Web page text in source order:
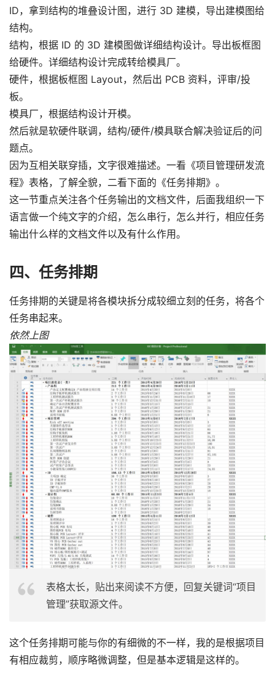
ID，拿到结构的堆叠设计图，进行 3D 建模，导出建模图给
结构。
结构，根据 ID 的 3D 建模图做详细结构设计。导出板框图
给硬件。详细结构设计完成转给模具厂。
硬件，根据板框图 Layout，然后出 PCB 资料，评审/投
板。
模具厂，根据结构设计开模。
然后就是软硬件联调，结构/硬件/模具联合解决验证后的问
题点。
因为互相关联穿插，文字很难描述。一看《项目管理研发流
程》表格，了解全貌，二看下面的《任务排期》。
这一节重点关注各个任务输出的文档文件，后面我组织一下
语言做一个纯文字的介绍，怎么串行，怎么并行，相应任务
输出什么样的文档文件以及有什么作用。
四、任务排期
任务排期的关键是将各模块拆分成较细立刻的任务，将各个
任务串起来。
依然上图
表格太长，贴出来阅读不方便，回复关键词“项目
管理”获取源文件。
这个任务排期可能与你的有细微的不一样，我的是根据项目
有相应裁剪，顺序略微调整，但是基本逻辑是这样的。